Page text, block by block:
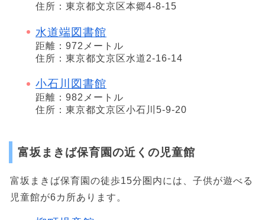
住所：東京都文京区本郷4-8-15
水道端図書館
距離：972メートル
住所：東京都文京区水道2-16-14
小石川図書館
距離：982メートル
住所：東京都文京区小石川5-9-20
富坂まきば保育園の近くの児童館
富坂まきば保育園の徒歩15分圏内には、子供が遊べる
児童館が6カ所あります。